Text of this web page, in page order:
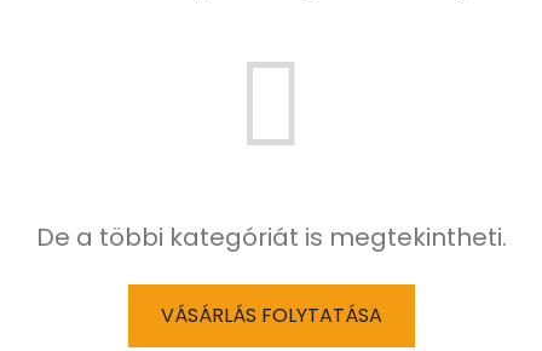
De a többi kategóriát is megtekintheti.
VÁSÁRLÁS FOLYTATÁSA